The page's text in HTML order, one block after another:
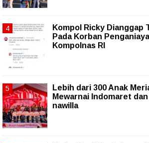
Kompol Ricky Dianggap
Pada Korban
Kompolnas RI
Lebih dari 300 Anak
Mewarnai Indomaret
nawilla